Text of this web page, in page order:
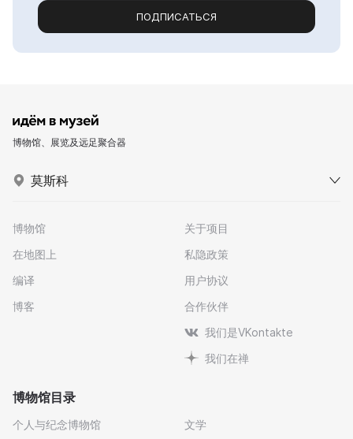
ПОДПИСАТЬСЯ
博物馆、展览及远足聚合器
莫斯科
博物馆
在地图上
编译
博客
关于项目
私隐政策
用户协议
合作伙伴
我们是VKontakte
我们在禅
博物馆目录
个人与纪念博物馆 文学